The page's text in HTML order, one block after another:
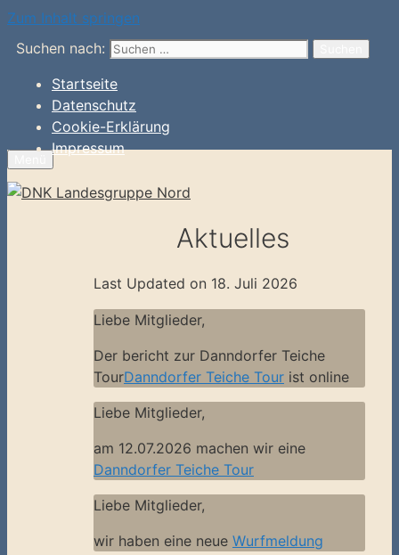
Zum Inhalt springen
Suchen nach:
Startseite
Datenschutz
Cookie-Erklärung
Impressum
Aktuelles
Last Updated on 18. Juli 2026
Liebe Mitglieder,
Der bericht zur Danndorfer Teiche
TourDanndorfer Teiche Tourist online
Liebe Mitglieder,
am 12.07.2026 machen wir eine
Danndorfer Teiche Tour
Liebe Mitglieder,
wir haben eine neue Wurfmeldung